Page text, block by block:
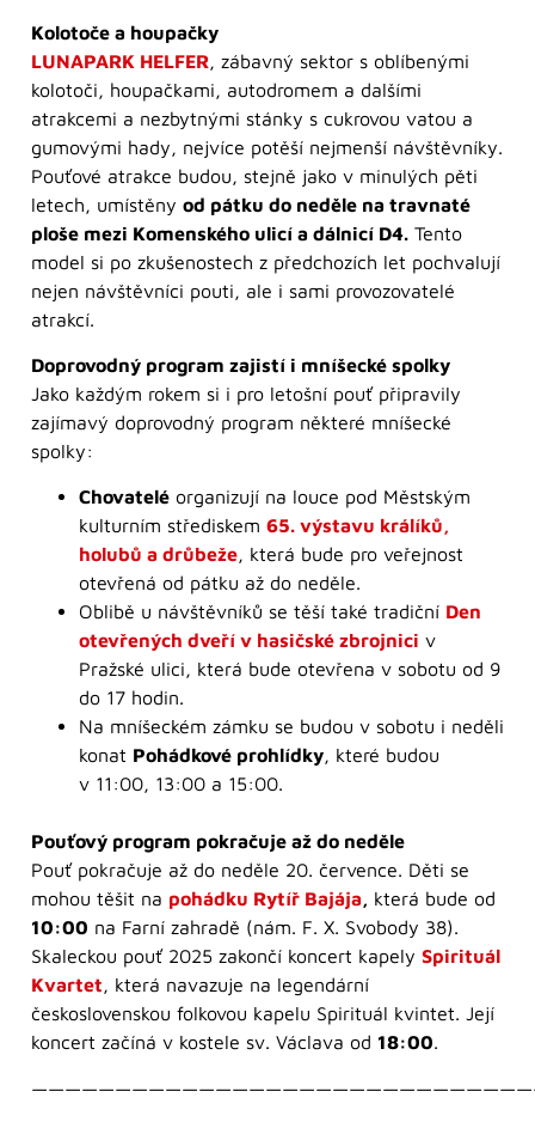
Kolotoče a houpačky
LUNAPARK HELFER, zábavný sektor s oblíbenými
kolotoči, houpačkami, autodromem a dalšími
atrakcemi a nezbytnými stánky s cukrovou vatou a
gumovými hady, nejvíce potěší nejmenší návštěvníky.
Pouťové atrakce budou, stejně jako v minulých pěti
letech, umístěny od pátku do neděle na travnaté
ploše mezi Komenského ulicí a dálnicí D4. Tento
model si po zkušenostech z předchozích let pochvalují
nejen návštěvníci pouti, ale i sami provozovatelé
atrakcí.
Doprovodný program zajistí i mníšecké spolky
Jako každým rokem si i pro letošní pouť připravily
zajímavý doprovodný program některé mníšecké
spolky:
Chovatelé organizují na louce pod Městským
kulturním střediskem 65. výstavu králíků,
holubů a drůbeže, která bude pro veřejnost
otevřená od pátku až do neděle.
Oblibě u návštěvníků se těší také tradiční Den
otevřených dveří v hasičské zbrojnici v
Pražské ulici, která bude otevřena v sobotu od 9
do 17 hodin.
Na mníšeckém zámku se budou v sobotu i neděli
konat Pohádkové prohlídky, které budou
v 11:00, 13:00 a 15:00.
Pouťový program pokračuje až do neděle
Pouť pokračuje až do neděle 20. července. Děti se
mohou těšit na pohádku Rytíř Bajája, která bude od
10:00 na Farní zahradě (nám. F. X. Svobody 38).
Skaleckou pouť 2025 zakončí koncert kapely Spirituál
Kvartet, která navazuje na legendární
československou folkovou kapelu Spirituál kvintet. Její
koncert začíná v kostele sv. Václava od 18:00.